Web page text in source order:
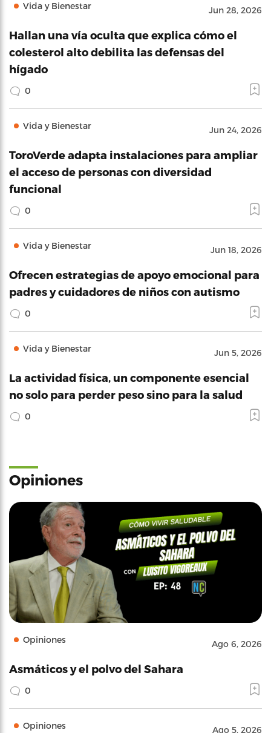
Vida y Bienestar Jun 28, 2026
Hallan una vía oculta que explica cómo el
colesterol alto debilita las defensas del
hígado
0
Vida y Bienestar Jun 24, 2026
ToroVerde adapta instalaciones para ampliar
el acceso de personas con diversidad
funcional
0
Vida y Bienestar Jun 18, 2026
Ofrecen estrategias de apoyo emocional para
padres y cuidadores de niños con autismo
0
Vida y Bienestar Jun 5, 2026
La actividad física, un componente esencial
no solo para perder peso sino para la salud
0
Opiniones
Opiniones Ago 6, 2026
Asmáticos y el polvo del Sahara
0
Opiniones Ago 5, 2026